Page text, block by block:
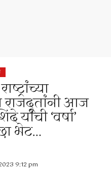
आज
‘वर्षा’
भेट…
9:12 pm